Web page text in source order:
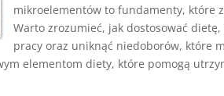
mikroelementów to fundamenty, które
Warto zrozumieć, jak dostosować
pracy oraz uniknąć niedoborów, które
elementom diety, które pomogą